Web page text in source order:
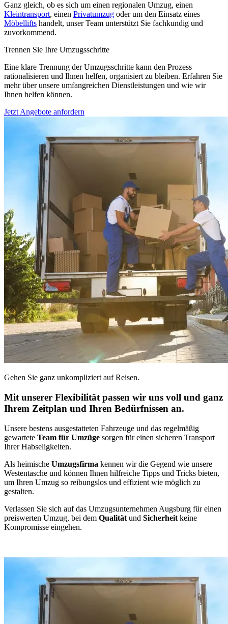
Ganz gleich, ob es sich um einen regionalen Umzug, einen
Kleintransport, einen Privatumzug oder um den Einsatz eines
Möbellifts handelt, unser Team unterstützt Sie fachkundig und
zuvorkommend.
Trennen Sie Ihre Umzugsschritte
Eine klare Trennung der Umzugsschritte kann den Prozess
rationalisieren und Ihnen helfen, organisiert zu bleiben. Erfahren Sie
mehr über unsere umfangreichen Dienstleistungen und wie wir
Ihnen helfen können.
Jetzt Angebote anfordern
Gehen Sie ganz unkompliziert auf Reisen.
Mit unserer Flexibilität passen wir uns voll und ganz
Ihrem Zeitplan und Ihren Bedürfnissen an.
Unsere bestens ausgestatteten Fahrzeuge und das regelmäßig
gewartete Team für Umzüge sorgen für einen sicheren Transport
Ihrer Habseligkeiten.
Als heimische Umzugsfirma kennen wir die Gegend wie unsere
Westentasche und können Ihnen hilfreiche Tipps und Tricks bieten,
um Ihren Umzug so reibungslos und effizient wie möglich zu
gestalten.
Verlassen Sie sich auf das Umzugsunternehmen Augsburg für einen
preiswerten Umzug, bei dem Qualität und Sicherheit keine
Kompromisse eingehen.